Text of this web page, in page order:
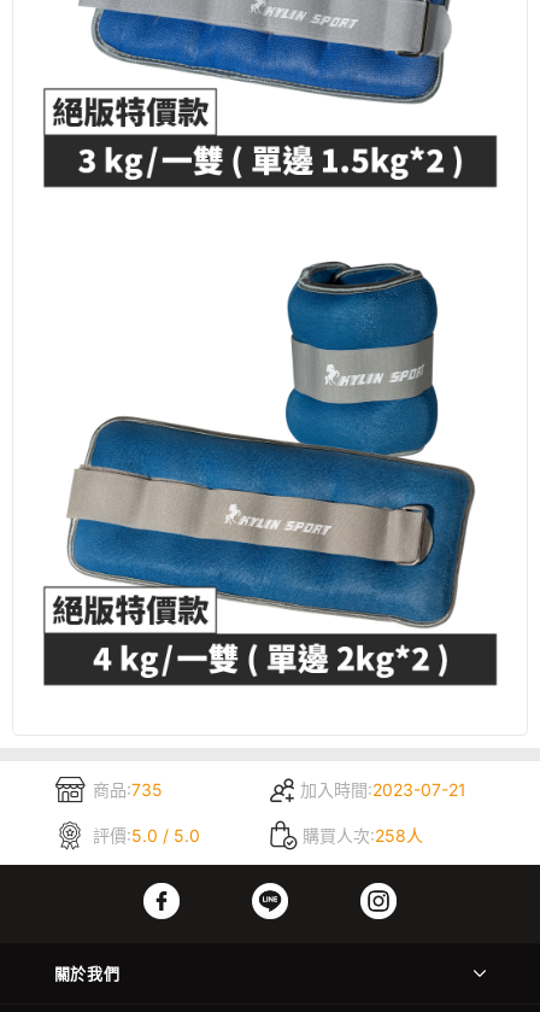
商品:735 加入時間:2023-07-21
評價:5.0 / 5.0 購買人次:258人
關於我們